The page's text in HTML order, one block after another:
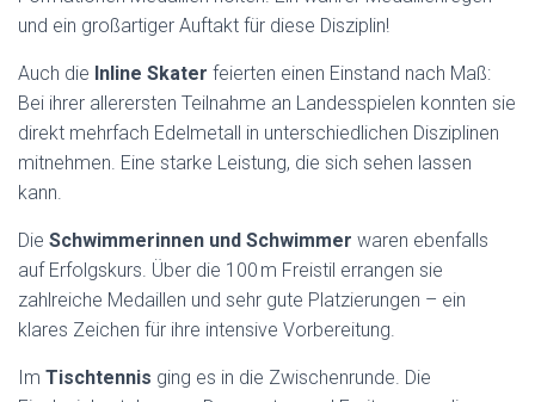
und ein großartiger Auftakt für diese Disziplin!
Auch die Inline Skater feierten einen Einstand nach Maß:
Bei ihrer allerersten Teilnahme an Landesspielen konnten sie
direkt mehrfach Edelmetall in unterschiedlichen Disziplinen
mitnehmen. Eine starke Leistung, die sich sehen lassen
kann.
Die Schwimmerinnen und Schwimmer waren ebenfalls
auf Erfolgskurs. Über die 100 m Freistil errangen sie
zahlreiche Medaillen und sehr gute Platzierungen – ein
klares Zeichen für ihre intensive Vorbereitung.
Im Tischtennis ging es in die Zwischenrunde. Die